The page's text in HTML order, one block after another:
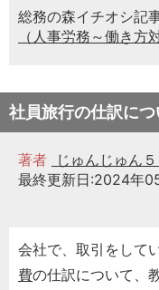
総務の森イチオシ記
（人事労務～働き方
社員旅行の仕訳につ
著者 じゅんじゅん５
最終更新日:2024年
会社で、取引をして
費の仕訳について、